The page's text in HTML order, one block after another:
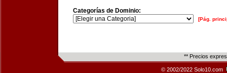
Categorías de Dominio:
[Pág.
** Precios
© 2002/2022 Solo10.com